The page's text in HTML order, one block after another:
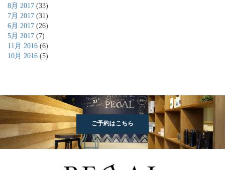
8月 2017 (33)
7月 2017 (31)
6月 2017 (26)
5月 2017 (7)
11月 2016 (6)
10月 2016 (5)
ご予約はこちら